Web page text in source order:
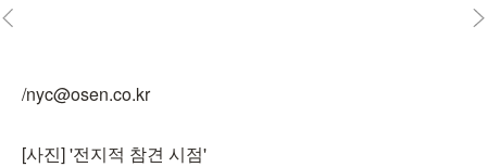
/nyc@osen.co.kr
[사진] '전지적 참견 시점'